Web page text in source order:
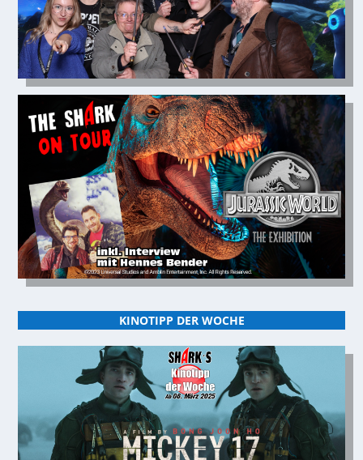
KINOTIPP DER WOCHE